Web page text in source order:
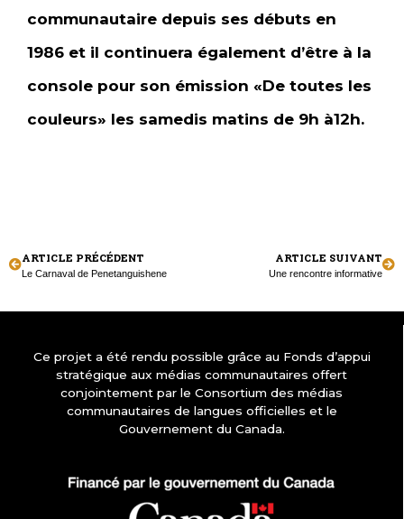
communautaire depuis ses débuts en
1986 et il continuera également d’être à la
console pour son émission «De toutes les
couleurs» les samedis matins de 9h à12h.
ARTICLE PRÉCÉDENT
Le Carnaval de Penetanguishene
ARTICLE SUIVANT
Une rencontre informative
Ce projet a été rendu possible grâce au Fonds d’appui
stratégique aux médias communautaires offert
conjointement par le Consortium des médias
communautaires de langues officielles et le
Gouvernement du Canada.